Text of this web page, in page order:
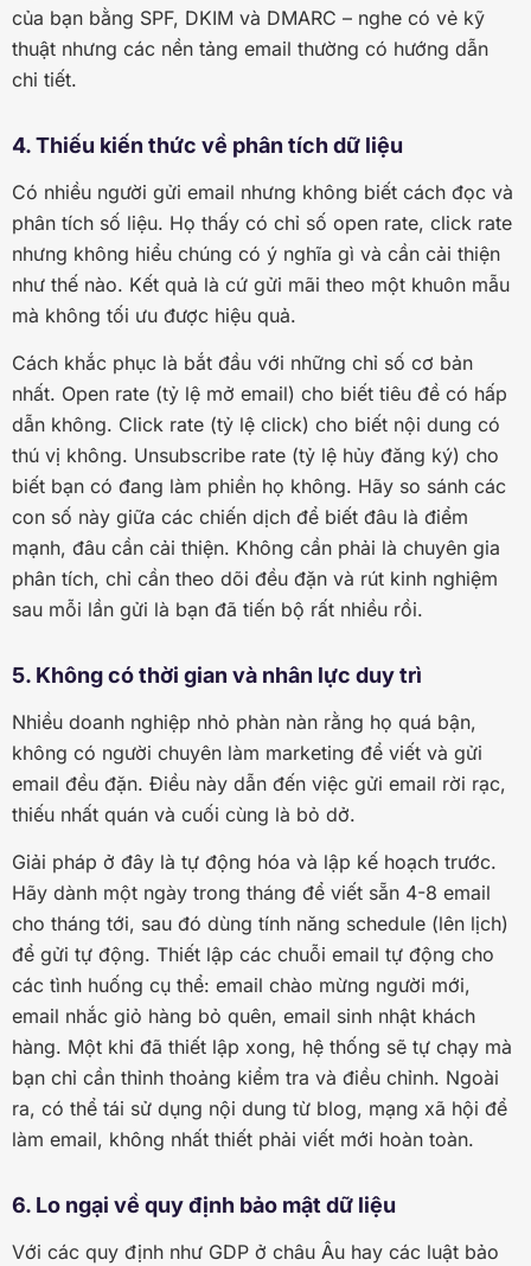
của bạn bằng SPF, DKIM và DMARC – nghe có vẻ kỹ
thuật nhưng các nền tảng email thường có hướng dẫn
chi tiết.
4. Thiếu kiến thức về phân tích dữ liệu
Có nhiều người gửi email nhưng không biết cách đọc và
phân tích số liệu. Họ thấy có chỉ số open rate, click rate
nhưng không hiểu chúng có ý nghĩa gì và cần cải thiện
như thế nào. Kết quả là cứ gửi mãi theo một khuôn mẫu
mà không tối ưu được hiệu quả.
Cách khắc phục là bắt đầu với những chỉ số cơ bản
nhất. Open rate (tỷ lệ mở email) cho biết tiêu đề có hấp
dẫn không. Click rate (tỷ lệ click) cho biết nội dung có
thú vị không. Unsubscribe rate (tỷ lệ hủy đăng ký) cho
biết bạn có đang làm phiền họ không. Hãy so sánh các
con số này giữa các chiến dịch để biết đâu là điểm
mạnh, đâu cần cải thiện. Không cần phải là chuyên gia
phân tích, chỉ cần theo dõi đều đặn và rút kinh nghiệm
sau mỗi lần gửi là bạn đã tiến bộ rất nhiều rồi.
5. Không có thời gian và nhân lực duy trì
Nhiều doanh nghiệp nhỏ phàn nàn rằng họ quá bận,
không có người chuyên làm marketing để viết và gửi
email đều đặn. Điều này dẫn đến việc gửi email rời rạc,
thiếu nhất quán và cuối cùng là bỏ dở.
Giải pháp ở đây là tự động hóa và lập kế hoạch trước.
Hãy dành một ngày trong tháng để viết sẵn 4-8 email
cho tháng tới, sau đó dùng tính năng schedule (lên lịch)
để gửi tự động. Thiết lập các chuỗi email tự động cho
các tình huống cụ thể: email chào mừng người mới,
email nhắc giỏ hàng bỏ quên, email sinh nhật khách
hàng. Một khi đã thiết lập xong, hệ thống sẽ tự chạy mà
bạn chỉ cần thỉnh thoảng kiểm tra và điều chỉnh. Ngoài
ra, có thể tái sử dụng nội dung từ blog, mạng xã hội để
làm email, không nhất thiết phải viết mới hoàn toàn.
6. Lo ngại về quy định bảo mật dữ liệu
Với các quy định như GDP ở châu Âu hay các luật bảo